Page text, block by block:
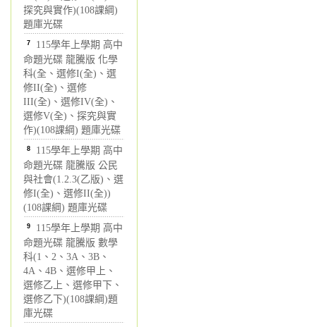
探究與實作)(108課綱)
題庫光碟
7 115學年上學期 高中
命題光碟 龍騰版 化學
科(全、選修I(全)、選
修II(全)、選修
III(全)、選修IV(全)、
選修V(全)、探究與實
作)(108課綱) 題庫光碟
8 115學年上學期 高中
命題光碟 龍騰版 公民
與社會(1.2.3(乙版)、選
修I(全)、選修II(全))
(108課綱) 題庫光碟
9 115學年上學期 高中
命題光碟 龍騰版 數學
科(1、2、3A、3B、
4A、4B、選修甲上、
選修乙上、選修甲下、
選修乙下)(108課綱)題
庫光碟